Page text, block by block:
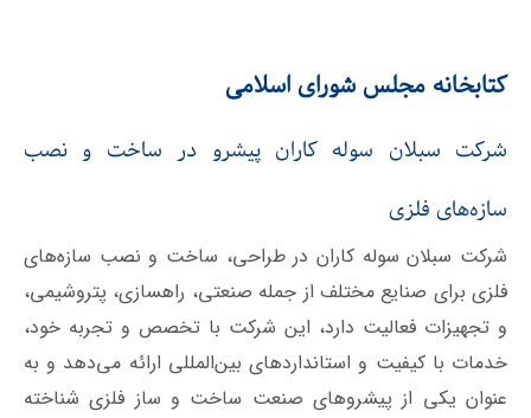
کتابخانه مجلس شورای اسلامی
شرکت سبلان سوله کاران پیشرو در ساخت و نصب
سازه‌های فلزی
شرکت سبلان سوله کاران در طراحی، ساخت و نصب سازه‌های
فلزی برای صنایع مختلف از جمله صنعتی، راهسازی، پتروشیمی،
و تجهیزات فعالیت دارد، این شرکت با تخصص و تجربه خود،
خدمات با کیفیت و استانداردهای بین‌المللی ارائه می‌دهد و به
عنوان یکی از پیشروهای صنعت ساخت و ساز فلزی شناخته